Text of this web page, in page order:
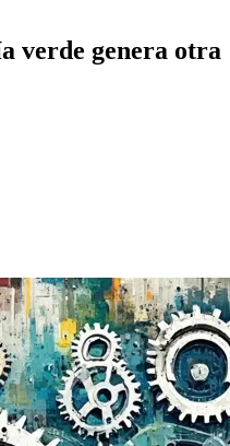
verde genera otra